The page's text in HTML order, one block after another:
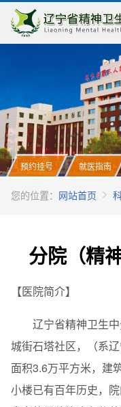
预约挂号 就医指南
您的位置： 网站首页
分院（精
【医院简介】
辽宁省精神卫生
城街石塔社区，（系
面积3.6万平方米，建
小楼已有百年历史，